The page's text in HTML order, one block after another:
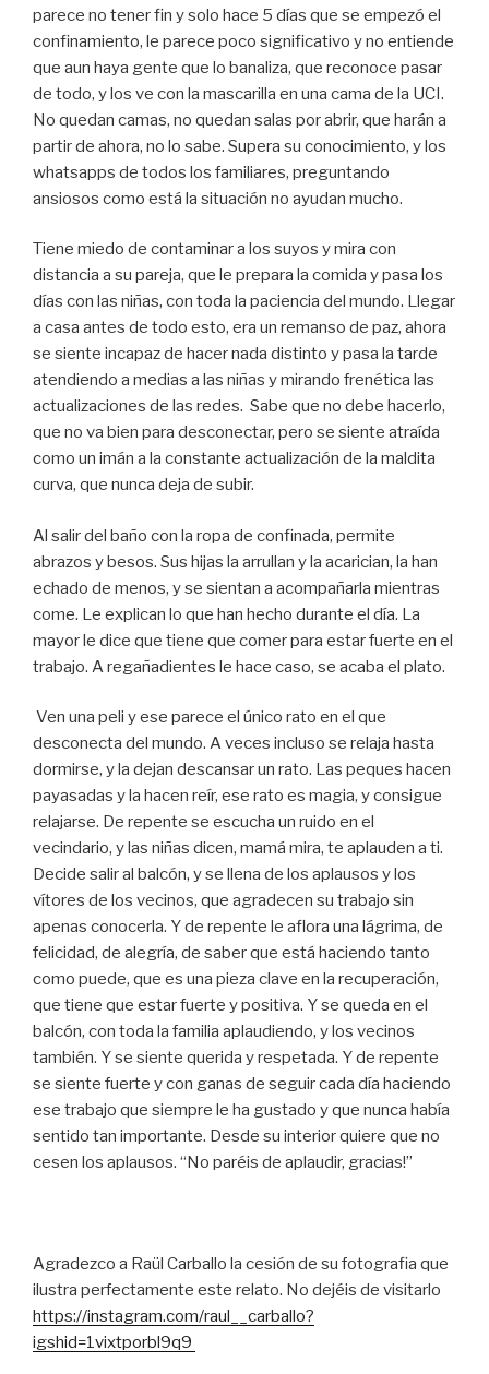
parece no tener fin y solo hace 5 días que se empezó el
confinamiento, le parece poco significativo y no entiende
que aun haya gente que lo banaliza, que reconoce pasar
de todo, y los ve con la mascarilla en una cama de la UCI.
No quedan camas, no quedan salas por abrir, que harán a
partir de ahora, no lo sabe. Supera su conocimiento, y los
whatsapps de todos los familiares, preguntando
ansiosos como está la situación no ayudan mucho.
Tiene miedo de contaminar a los suyos y mira con
distancia a su pareja, que le prepara la comida y pasa los
días con las niñas, con toda la paciencia del mundo. Llegar
a casa antes de todo esto, era un remanso de paz, ahora
se siente incapaz de hacer nada distinto y pasa la tarde
atendiendo a medias a las niñas y mirando frenética las
actualizaciones de las redes. Sabe que no debe hacerlo,
que no va bien para desconectar, pero se siente atraída
como un imán a la constante actualización de la maldita
curva, que nunca deja de subir.
Al salir del baño con la ropa de confinada, permite
abrazos y besos. Sus hijas la arrullan y la acarician, la han
echado de menos, y se sientan a acompañarla mientras
come. Le explican lo que han hecho durante el día. La
mayor le dice que tiene que comer para estar fuerte en el
trabajo. A regañadientes le hace caso, se acaba el plato.
Ven una peli y ese parece el único rato en el que
desconecta del mundo. A veces incluso se relaja hasta
dormirse, y la dejan descansar un rato. Las peques hacen
payasadas y la hacen reír, ese rato es magia, y consigue
relajarse. De repente se escucha un ruido en el
vecindario, y las niñas dicen, mamá mira, te aplauden a ti.
Decide salir al balcón, y se llena de los aplausos y los
vítores de los vecinos, que agradecen su trabajo sin
apenas conocerla. Y de repente le aflora una lágrima, de
felicidad, de alegría, de saber que está haciendo tanto
como puede, que es una pieza clave en la recuperación,
que tiene que estar fuerte y positiva. Y se queda en el
balcón, con toda la familia aplaudiendo, y los vecinos
también. Y se siente querida y respetada. Y de repente
se siente fuerte y con ganas de seguir cada día haciendo
ese trabajo que siempre le ha gustado y que nunca había
sentido tan importante. Desde su interior quiere que no
cesen los aplausos. “No paréis de aplaudir, gracias!”
Agradezco a Raül Carballo la cesión de su fotografia que
ilustra perfectamente este relato. No dejéis de visitarlo
https://instagram.com/raul__carballo?
igshid=1vixtporbl9q9